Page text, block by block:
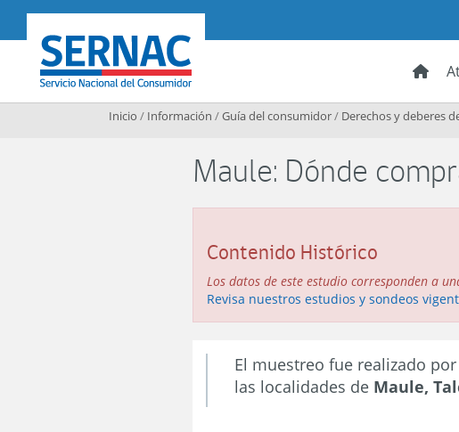
SERNAC
Inicio / Información /Guía del consumidor/ Derechos y deberes
Maule: Dónde
Contenido Histórico
Los datos de este estudio corresponden a
Revisa nuestros estudios y sondeos
El muestreo fue realizado
las localidades de Maule,